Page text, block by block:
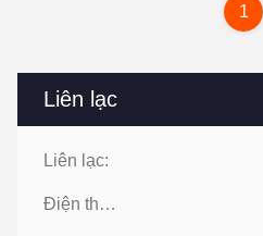
Liên lạc
Liên lạc:
Điện thoại:
1